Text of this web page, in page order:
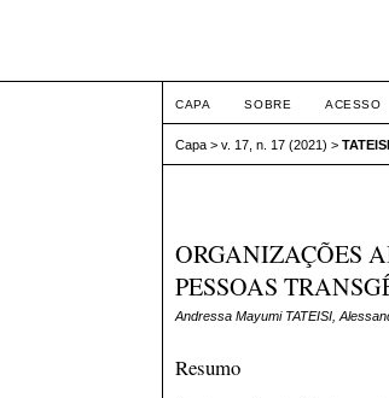
CAPA SOBRE ACESSO
Capa >v. 17, n. 17 (2021) >TATEISI
ORGANIZAÇÕES
PESSOAS
Andressa Mayumi TATEISI,
Resumo